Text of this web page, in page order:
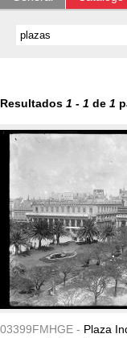
Resultados 1 - 1 de 1
03399FMHGE - Plaza